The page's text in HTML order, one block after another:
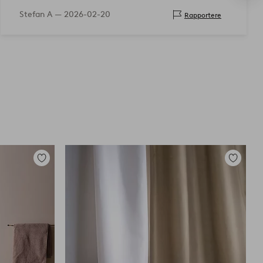
Stefan A — 2026-02-20 Rapportere
Legg
Legg